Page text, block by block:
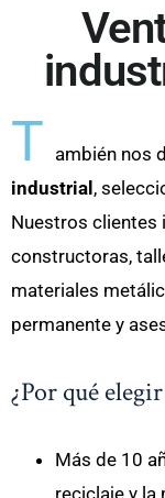
T ambién nos
industrial,
Nuestros clientes
constructoras,
materiales
permanente y
¿Por qué
Más de 10